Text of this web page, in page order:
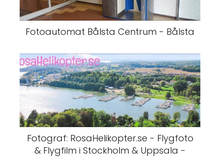
Fotoautomat Bålsta Centrum - Bålsta
Fotograf: RosaHelikopter.se - Flygfoto
& Flygfilm i Stockholm & Uppsala -